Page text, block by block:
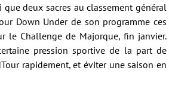
que deux sacres au classement général
Down Under de son programme ces
le Challenge de Majorque, fin janvier.
pression sportive de la part de
rapidement, et éviter une saison en